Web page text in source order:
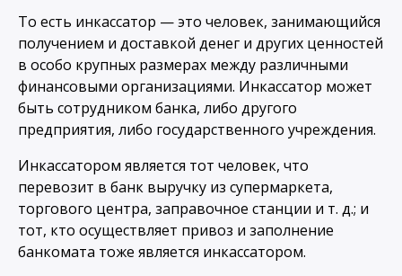
То есть инкассатор — это человек, занимающийся
получением и доставкой денег и других ценностей
в особо крупных размерах между различными
финансовыми организациями. Инкассатор может
быть сотрудником банка, либо другого
предприятия, либо государственного учреждения.
Инкассатором является тот человек, что
перевозит в банк выручку из супермаркета,
торгового центра, заправочное станции и т. д.; и
тот, кто осуществляет привоз и заполнение
банкомата тоже является инкассатором.